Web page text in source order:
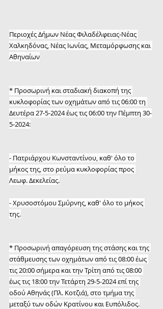
Περιοχές Δήμων Νέας Φιλαδέλφειας-Νέας
Χαλκηδόνας, Νέας Ιωνίας, Μεταμόρφωσης και
Αθηναίων
* Προσωρινή και σταδιακή διακοπή της
κυκλοφορίας των οχημάτων από τις 06:00 τη
Δευτέρα 27-5-2024 έως τις 06:00 την Πέμπτη 30-
5-2024:
- Πατριάρχου Κωνσταντίνου, καθ' όλο το
μήκος της, στο ρεύμα κυκλοφορίας προς
Λεωφ. Δεκελείας.
- Χρυσοστόμου Σμύρνης, καθ' όλο το μήκος
της.
* Προσωρινή απαγόρευση της στάσης και της
στάθμευσης των οχημάτων από τις 08:00 έως
τις 20:00 σήμερα και την Τρίτη από τις 08:00
έως τις 18:00 την Τετάρτη 29-5-2024 επί της
οδού Αθηνάς (Πλ. Κοτζιά), στο τμήμα της
μεταξύ των οδών Κρατίνου και Ευπόλιδος.